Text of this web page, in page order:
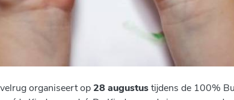
organiseert op28 augustustijdens de 100%